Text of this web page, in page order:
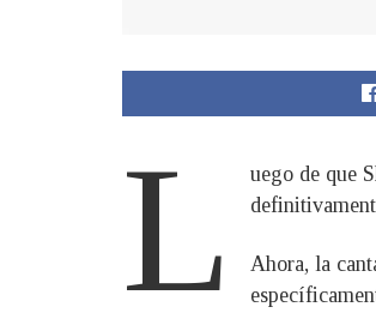
L
uego de que
Ahora, la